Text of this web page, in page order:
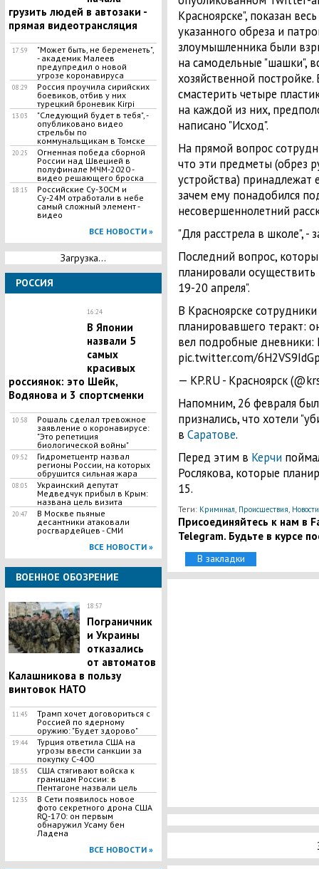
грузить людей в автозаки -
прямая видеотрансляция
17:59
"Может быть, не беременеть",
- академик Малеев
предупредил о новой
угрозе коронавируса
08:29
Россия проучила сирийских
боевиков, отбив у них
турецкий броневик Kirpi
13:03
"Следующий будет в тебя", -
опубликовано видео
стрельбы по
коммунальщикам в Томске
20:25
Огненная победа сборной
России над Швецией в
полуфинале МЧМ-2020 -
видео решающего броска
18:15
Российские Су-30СМ и
Су-24М отработали в небе
самый сложный элемент -
видео
ВСЕ НОВОСТИ »
Загрузка...
РОССИЯ
16:24
В Японии
назвали 5
самых
красивых
россиянок: это Шейк,
Водянова и 3 спортсменки
10:58
Рошаль сделал тревожное
заявление о коронавирусе:
"Это репетиция
биологической войны"
09:52
Гидрометцентр назвал
регионы России, на которых
обрушится сильная жара
08:05
Украинский депутат
Медведчук прибыл в Крым:
названа цель визита
20:47
В Москве пьяные
десантники атаковали
росгвардейцев - СМИ
ВСЕ НОВОСТИ »
ВОЕННОЕ ОБОЗРЕНИЕ
18:57
Пограничник
и Украины
отказались
от автоматов
Калашникова в пользу
винтовок НАТО
11:45
Трамп хочет договориться с
Россией по ядерному
оружию: "Будет здорово"
19:44
Турция ответила США на
угрозы ввести санкции за
покупку С-400
18:55
США стягивают войска к
границам России: в
Пентагоне назвали цель
12:35
В Сети появилось новое
фото секретного дрона США
RQ-170: он первым
обнаружил Усаму бен
Ладена
ВСЕ НОВОСТИ »
Красноярске", показан
указанного обреза и
злоумышленника были
на самодельные "шашки",
хозяйственной
смастерить четыре
на каждой из них,
написано "Исход".
На прямой вопрос
что эти предметы (обрез
устройства) принадлежат
зачем ему понадобился
несовершеннолетний
"Для расстрела в школе", -
Последний вопрос,
планировали
19-20 апреля".
В Красноярске
планировавшего теракт:
вел подробные
pic.twitter.com/
— KP.RU - Красноярск
Напомним, 26 февраля
признались, что хотели
в Саратове.
Перед этим в Керчи
Рослякова, которые
15.
Теги: Криминал, Происшествия,
Присоединяйтесь к нам в
Telegram. Будьте в курсе
В закладки